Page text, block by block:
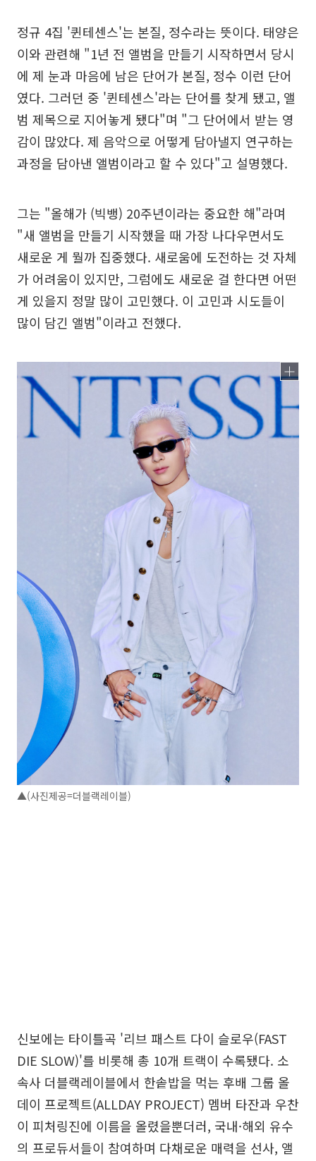
정규 4집 '퀸테센스'는 본질, 정수라는 뜻이다. 태양은
이와 관련해 "1년 전 앨범을 만들기 시작하면서 당시
에 제 눈과 마음에 남은 단어가 본질, 정수 이런 단어
였다. 그러던 중 '퀸테센스'라는 단어를 찾게 됐고, 앨
범 제목으로 지어놓게 됐다"며 "그 단어에서 받는 영
감이 많았다. 제 음악으로 어떻게 담아낼지 연구하는
과정을 담아낸 앨범이라고 할 수 있다"고 설명했다.
그는 "올해가 (빅뱅) 20주년이라는 중요한 해"라며
"새 앨범을 만들기 시작했을 때 가장 나다우면서도
새로운 게 뭘까 집중했다. 새로움에 도전하는 것 자체
가 어려움이 있지만, 그럼에도 새로운 걸 한다면 어떤
게 있을지 정말 많이 고민했다. 이 고민과 시도들이
많이 담긴 앨범"이라고 전했다.
▲(사진제공=더블랙레이블)
신보에는 타이틀곡 '리브 패스트 다이 슬로우(FAST
DIE SLOW)'를 비롯해 총 10개 트랙이 수록됐다. 소
속사 더블랙레이블에서 한솥밥을 먹는 후배 그룹 올
데이 프로젝트(ALLDAY PROJECT) 멤버 타잔과 우찬
이 피처링진에 이름을 올렸을뿐더러, 국내·해외 유수
의 프로듀서들이 참여하며 다채로운 매력을 선사, 앨